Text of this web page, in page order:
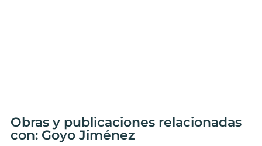
Obras y publicaciones relacionadas
con: Goyo Jiménez